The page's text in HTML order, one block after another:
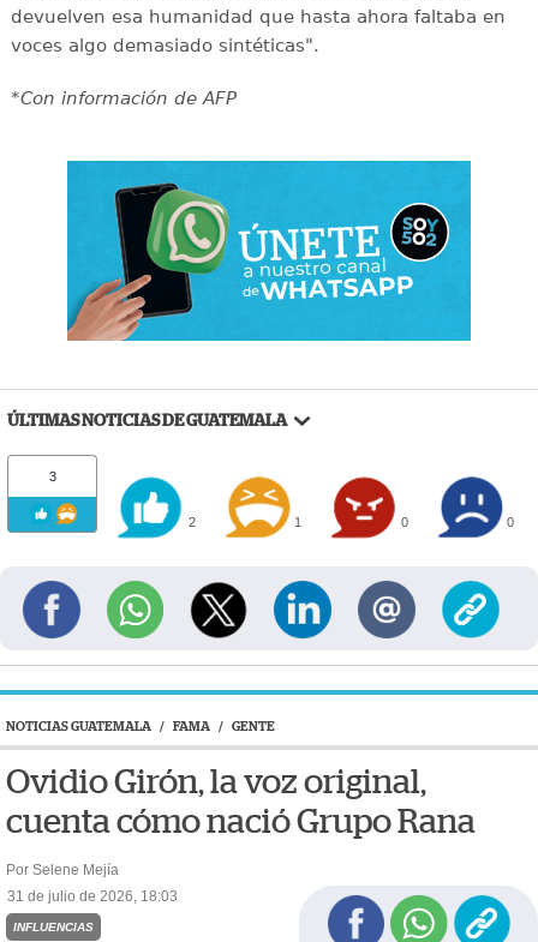
devuelven esa humanidad que hasta ahora faltaba en
voces algo demasiado sintéticas".
*Con información de AFP
ÚLTIMAS NOTICIAS DE GUATEMALA
3
2 1 0 0
NOTICIAS GUATEMALA / FAMA / GENTE
Ovidio Girón, la voz original,
cuenta cómo nació Grupo Rana
Por Selene Mejía
31 de julio de 2026, 18:03
INFLUENCIAS